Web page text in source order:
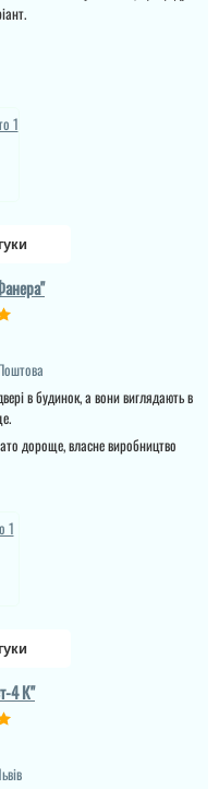
Денис
Просто шикарне
покриття ви можете самі
в будинок, а вони виглядають в
дороще, власне виробництво
4 К"